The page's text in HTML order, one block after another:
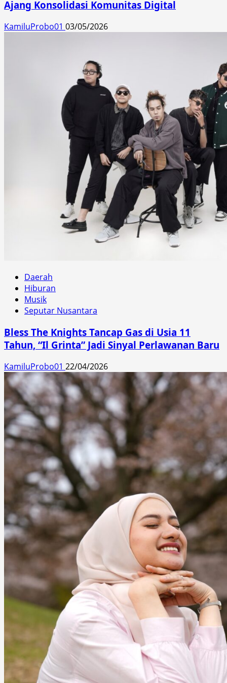
Ajang Konsolidasi Komunitas Digital
KamiluProbo01 03/05/2026
Daerah
Hiburan
Musik
Seputar Nusantara
Bless The Knights Tancap Gas di Usia 11
Tahun, “Il Grinta” Jadi Sinyal Perlawanan Baru
KamiluProbo01 22/04/2026